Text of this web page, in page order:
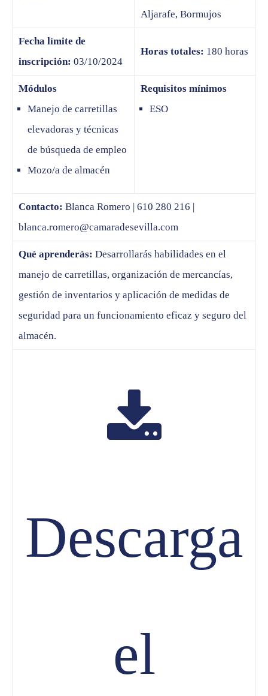
Aljarafe, Bormujos
Fecha límite de
inscripción: 03/10/2024
Horas totales: 180 horas
Módulos
Manejo de carretillas
elevadoras y técnicas
de búsqueda de empleo
Mozo/a de almacén
Requisitos mínimos
ESO
Contacto: Blanca Romero | 610 280 216 |
blanca.romero@camaradesevilla.com
Qué aprenderás: Desarrollarás habilidades en el
manejo de carretillas, organización de mercancías,
gestión de inventarios y aplicación de medidas de
seguridad para un funcionamiento eficaz y seguro del
almacén.
Descarga
el